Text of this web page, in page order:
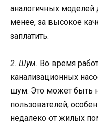
аналогичных моделей
менее, за высокое
заплатить.
2. Шум. Во время
канализационных
шум. Это может быть
пользователей,
недалеко от жилых